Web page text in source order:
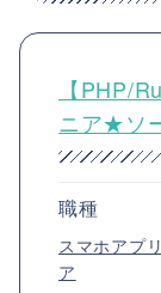
【PHP/
ニア★ソ
職種
スマホアプ
ア